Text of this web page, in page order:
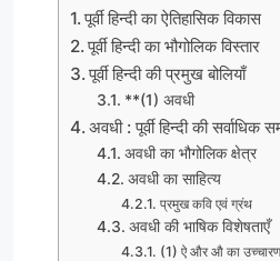
पूर्वी हिन्दी का ऐतिहासिक विकास
पूर्वी हिन्दी का भौगोलिक विस्तार
पूर्वी हिन्दी की प्रमुख बोलियाँ
**(1) अवधी
अवधी : पूर्वी हिन्दी की सर्वाधिक
अवधी का भौगोलिक क्षेत्र
अवधी का साहित्य
प्रमुख कवि एवं ग्रंथ
अवधी की भाषिक विशेषताएँ
(1) ऐ और औ का